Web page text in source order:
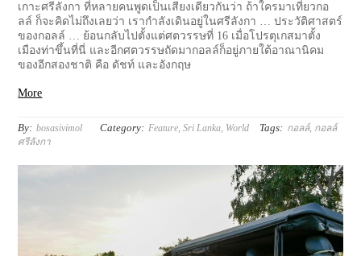
เกาะศรีลังกา ที่หลายคนพูดเป็นเสียงเดียวกันว่า ถ้าใครมาเที่ยวกอ
ลล์ ก็จะคิดไม่ถึงเลยว่า เรากำลังเดินอยู่ในศรีลังกา … ประวัติศาสตร์
ของกอลล์ … ย้อนกลับไปตั้งแต่ศตวรรษที่ 16 เมื่อโปรตุเกสมาตั้ง
เมืองท่าขึ้นที่นี่ และอีกศตวรรษถัดมากอลล์ก็อยู่ภายใต้อาณานิคม
ของอีกสองชาติ คือ ดัชท์ และอังกฤษ
More
By: bosasivimol Category: Feature,Sri Lanka, World Tags: กอลล์, กอลล์
ศรีลังกา